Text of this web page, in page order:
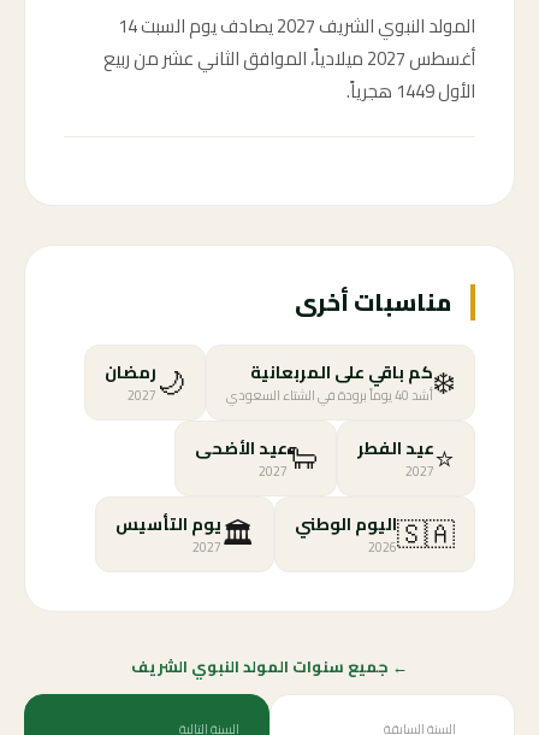
المولد النبوي الشريف 2027 يصادف يوم السبت 14
أغسطس 2027 ميلادياً، الموافق الثاني عشر من ربيع
الأول 1449 هجرياً.
مناسبات أخرى
❄️كم باقي على المربعانية
أشد 40 يوماً برودة في الشتاء السعودي 🌙رمضان
2027
⭐عيد الفطر
2027
🐑عيد الأضحى
2027
🇸🇦اليوم الوطني
2026
🏛️يوم التأسيس
2027
← جميع سنوات المولد النبوي الشريف
السنة السابقة السنة التالية